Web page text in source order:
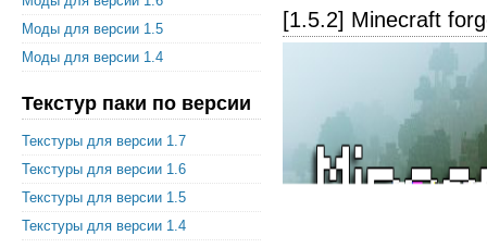
Моды для версии 1.5
Моды для версии 1.4
Текстур паки по версии
Текстуры для версии 1.7
Текстуры для версии 1.6
Текстуры для версии 1.5
Текстуры для версии 1.4
[1.5.2] Minecraft